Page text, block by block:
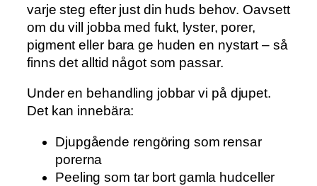
varje steg efter just din huds behov. Oavsett
om du vill jobba med fukt, lyster, porer,
pigment eller bara ge huden en nystart – så
finns det alltid något som passar.
Under en behandling jobbar vi på djupet.
Det kan innebära:
Djupgående rengöring som rensar
porerna
Peeling som tar bort gamla hudceller